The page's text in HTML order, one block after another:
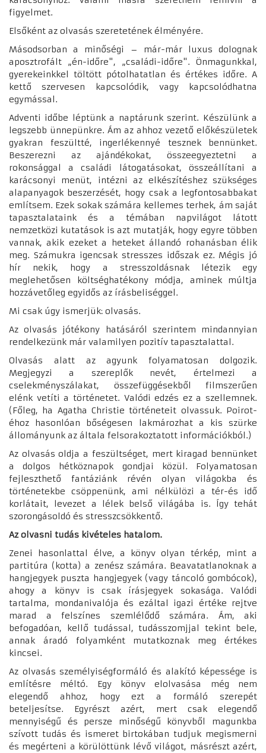
figyelmet.
Elsőként az olvasás szeretetének élményére.
Másodsorban a minőségi – már-már luxus dolognak
aposztrofált „én-időre", „családi-időre". Önmagunkkal,
gyerekeinkkel töltött pótolhatatlan és értékes időre. A
kettő szervesen kapcsolódik, vagy kapcsolódhatna
egymással.
Adventi időbe léptünk a naptárunk szerint. Készülünk a
legszebb ünnepünkre. Ám az ahhoz vezető előkészületek
gyakran feszültté, ingerlékennyé tesznek bennünket.
Beszerezni az ajándékokat, összeegyeztetni a
rokonsággal a családi látogatásokat, összeállítani a
karácsonyi menüt, intézni az elkészítéshez szükséges
alapanyagok beszerzését, hogy csak a legfontosabbakat
említsem. Ezek sokak számára kellemes terhek, ám saját
tapasztalataink és a témában napvilágot látott
nemzetközi kutatások is azt mutatják, hogy egyre többen
vannak, akik ezeket a heteket állandó rohanásban élik
meg. Számukra igencsak stresszes időszak ez. Mégis jó
hír nekik, hogy a stresszoldásnak létezik egy
meglehetősen költséghatékony módja, aminek múltja
hozzávetőleg egyidős az írásbeliséggel.
Mi csak úgy ismerjük: olvasás.
Az olvasás jótékony hatásáról szerintem mindannyian
rendelkezünk már valamilyen pozitív tapasztalattal.
Olvasás alatt az agyunk folyamatosan dolgozik.
Megjegyzi a szereplők nevét, értelmezi a
cselekményszálakat, összefüggésekből filmszerűen
elénk vetíti a történetet. Valódi edzés ez a szellemnek.
(Főleg, ha Agatha Christie történeteit olvassuk. Poirot-
éhoz hasonlóan bőségesen lakmározhat a kis szürke
állományunk az általa felsorakoztatott információkból.)
Az olvasás oldja a feszültséget, mert kiragad bennünket
a dolgos hétköznapok gondjai közül. Folyamatosan
fejleszthető fantáziánk révén olyan világokba és
történetekbe csöppenünk, ami nélkülözi a tér-és idő
korlátait, levezet a lélek belső világába is. Így tehát
szorongásoldó és stresszcsökkentő.
Az olvasni tudás kivételes hatalom.
Zenei hasonlattal élve, a könyv olyan térkép, mint a
partitúra (kotta) a zenész számára. Beavatatlanoknak a
hangjegyek puszta hangjegyek (vagy táncoló gombócok),
ahogy a könyv is csak írásjegyek sokasága. Valódi
tartalma, mondanivalója és ezáltal igazi értéke rejtve
marad a felszínes szemlélődő számára. Ám, aki
befogadóan, kellő tudással, tudásszomjjal tekint bele,
annak áradó folyamként mutatkoznak meg értékes
kincsei.
Az olvasás személyiségformáló és alakító képessége is
említésre méltó. Egy könyv elolvasása még nem
elegendő ahhoz, hogy ezt a formáló szerepét
beteljesítse. Egyrészt azért, mert csak elegendő
mennyiségű és persze minőségű könyvből magunkba
szívott tudás és ismeret birtokában tudjuk megismerni
és megérteni a körülöttünk lévő világot, másrészt azért,